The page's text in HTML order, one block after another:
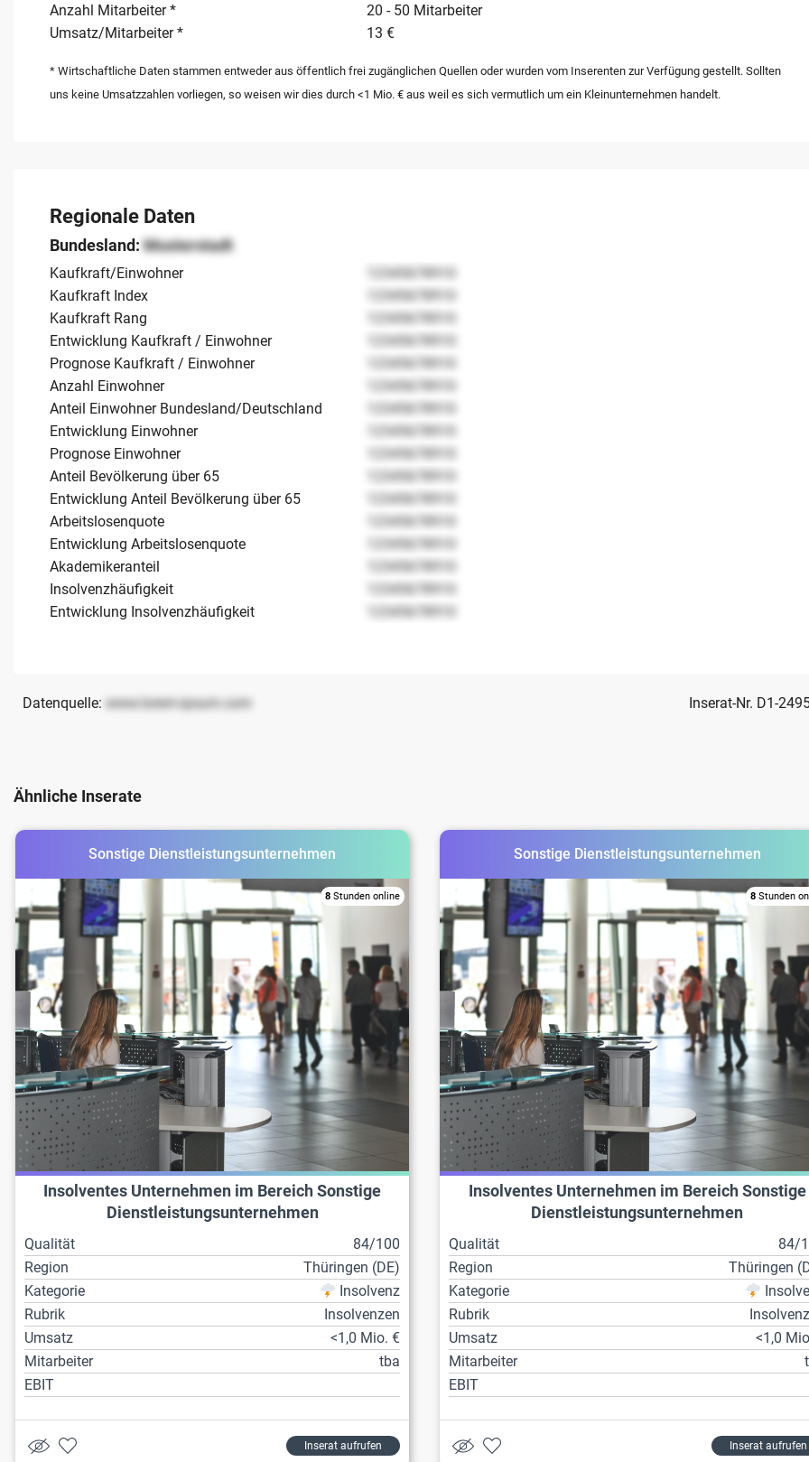
Anzahl Mitarbeiter *
20 - 50 Mitarbeiter
Umsatz/Mitarbeiter *
13 €
* Wirtschaftliche Daten stammen entweder aus öffentlich frei zugänglichen Quellen oder wurden vom Inserenten zur Verfügung gestellt. Sollten
uns keine Umsatzzahlen vorliegen, so weisen wir dies durch <1 Mio. € aus weil es sich vermutlich um ein Kleinunternehmen handelt.
Regionale Daten
Bundesland:Musterstadt
Kaufkraft/Einwohner
12345678910
Kaufkraft Index
12345678910
Kaufkraft Rang
12345678910
Entwicklung Kaufkraft / Einwohner
12345678910
Prognose Kaufkraft / Einwohner
12345678910
Anzahl Einwohner
12345678910
Anteil Einwohner Bundesland/Deutschland
12345678910
Entwicklung Einwohner
12345678910
Prognose Einwohner
12345678910
Anteil Bevölkerung über 65
12345678910
Entwicklung Anteil Bevölkerung über 65
12345678910
Arbeitslosenquote
12345678910
Entwicklung Arbeitslosenquote
12345678910
Akademikeranteil
12345678910
Insolvenzhäufigkeit
12345678910
Entwicklung Insolvenzhäufigkeit
12345678910
Datenquelle: www.lorem-ipsum.com Inserat-Nr. D1-
Ähnliche Inserate
Sonstige Dienstleistungsunternehmen
8 Stunden online
Insolventes Unternehmen im Bereich Sonstige
Dienstleistungsunternehmen
Qualität
84/100
Region
Thüringen (DE)
Kategorie
Insolvenz
Rubrik
Insolvenzen
Umsatz
<1,0 Mio. €
Mitarbeiter
tba
EBIT
Inserat aufrufen
Sonstige Dienstleistungsunternehmen
8Stunden
Insolventes Unternehmen im Bereich Sonstige
Dienstleistungsunternehmen
Qualität
84/
Region
Thüringen
Kategorie
Rubrik
Umsatz
<1,0
Mitarbeiter
EBIT
Inserat aufrufen